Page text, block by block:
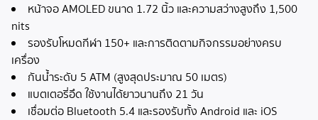
หน้าจอ AMOLED ขนาด 1.72 นิ้ว และความสว่างสูงถึง 1,500
nits
รองรับโหมดกีฬา 150+ และการติดตามกิจกรรมอย่างครบ
เครื่อง
กันน้ำระดับ 5 ATM (สูงสุดประมาณ 50 เมตร)
แบตเตอรี่อึด ใช้งานได้ยาวนานถึง 21 วัน
เชื่อมต่อ Bluetooth 5.4 และรองรับทั้ง Android และ iOS